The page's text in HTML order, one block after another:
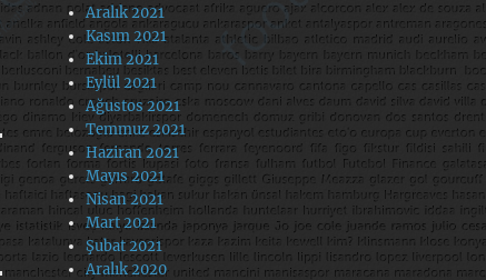
Aralık 2021
Kasım 2021
Ekim 2021
Eylül 2021
Ağustos 2021
Temmuz 2021
Haziran 2021
Mayıs 2021
Nisan 2021
Mart 2021
Şubat 2021
Aralık 2020